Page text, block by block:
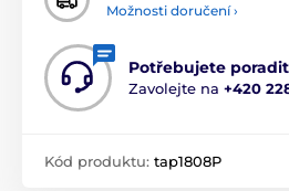
Možnosti doručení ›
Potřebujete
Zavolejte na +420
Kód produktu: tap1808P